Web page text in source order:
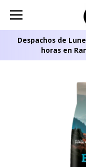
Despachos de
horas en